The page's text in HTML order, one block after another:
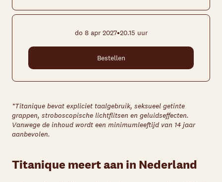
do 8 apr 2027•20.15 uur
Bestellen
*Titanique bevat expliciet taalgebruik, seksueel getinte
grappen, stroboscopische lichtflitsen en geluidseffecten.
Vanwege de inhoud wordt een minimumleeftijd van 14 jaar
aanbevolen.
Titanique meert aan in Nederland